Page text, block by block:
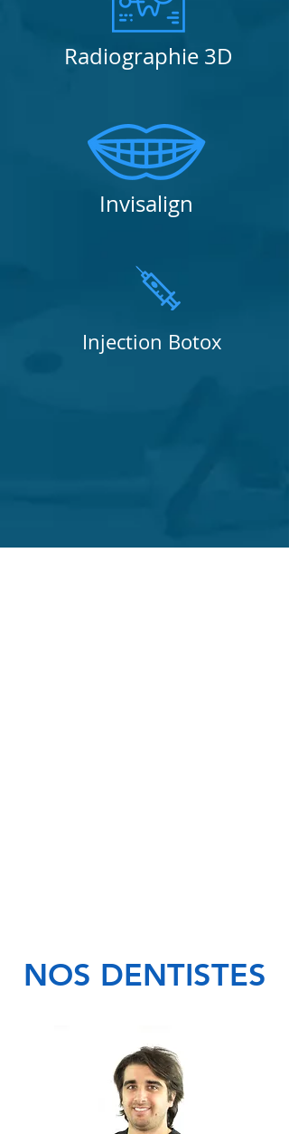
Radiographie 3D
Invisalign
Injection Botox
NOS DENTISTES